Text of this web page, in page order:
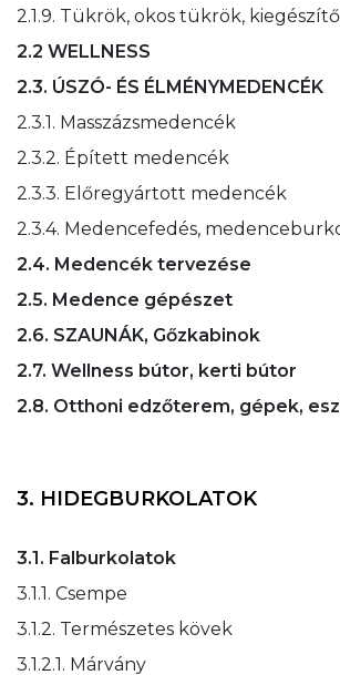
2.1.9. Tükrök, okos tükrök,
2.2 WELLNESS
2.3. ÚSZÓ- ÉS ÉLMÉNYMEDENCÉK
2.3.1. Masszázsmedencék
2.3.2. Épített medencék
2.3.3. Előregyártott medencék
2.3.4. Medencefedés,
2.4. Medencék tervezése
2.5. Medence gépészet
2.6. SZAUNÁK, Gőzkabinok
2.7. Wellness bútor, kerti bútor
2.8. Otthoni edzőterem, gépek,
3. HIDEGBURKOLATOK
3.1. Falburkolatok
3.1.1. Csempe
3.1.2. Természetes kövek
3.1.2.1. Márvány